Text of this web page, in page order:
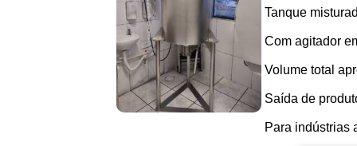
Tanque
Com agitador
Volume total
Saída de
Para indústrias